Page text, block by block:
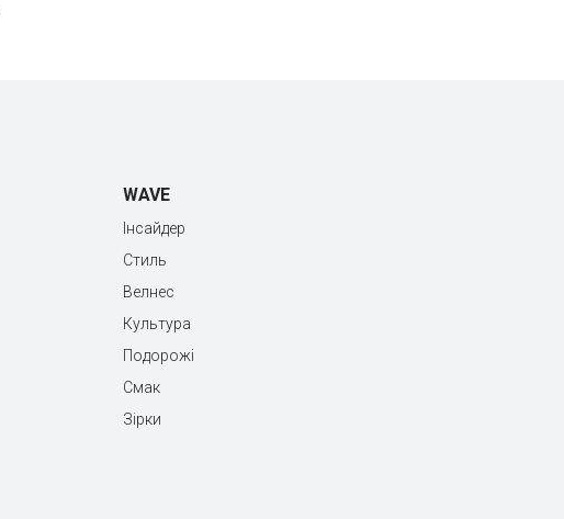
WAVE
Інсайдер
Стиль
Велнес
Культура
Подорожі
Смак
Зірки